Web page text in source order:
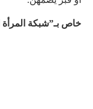
خاص بـ”شبكة المرأة